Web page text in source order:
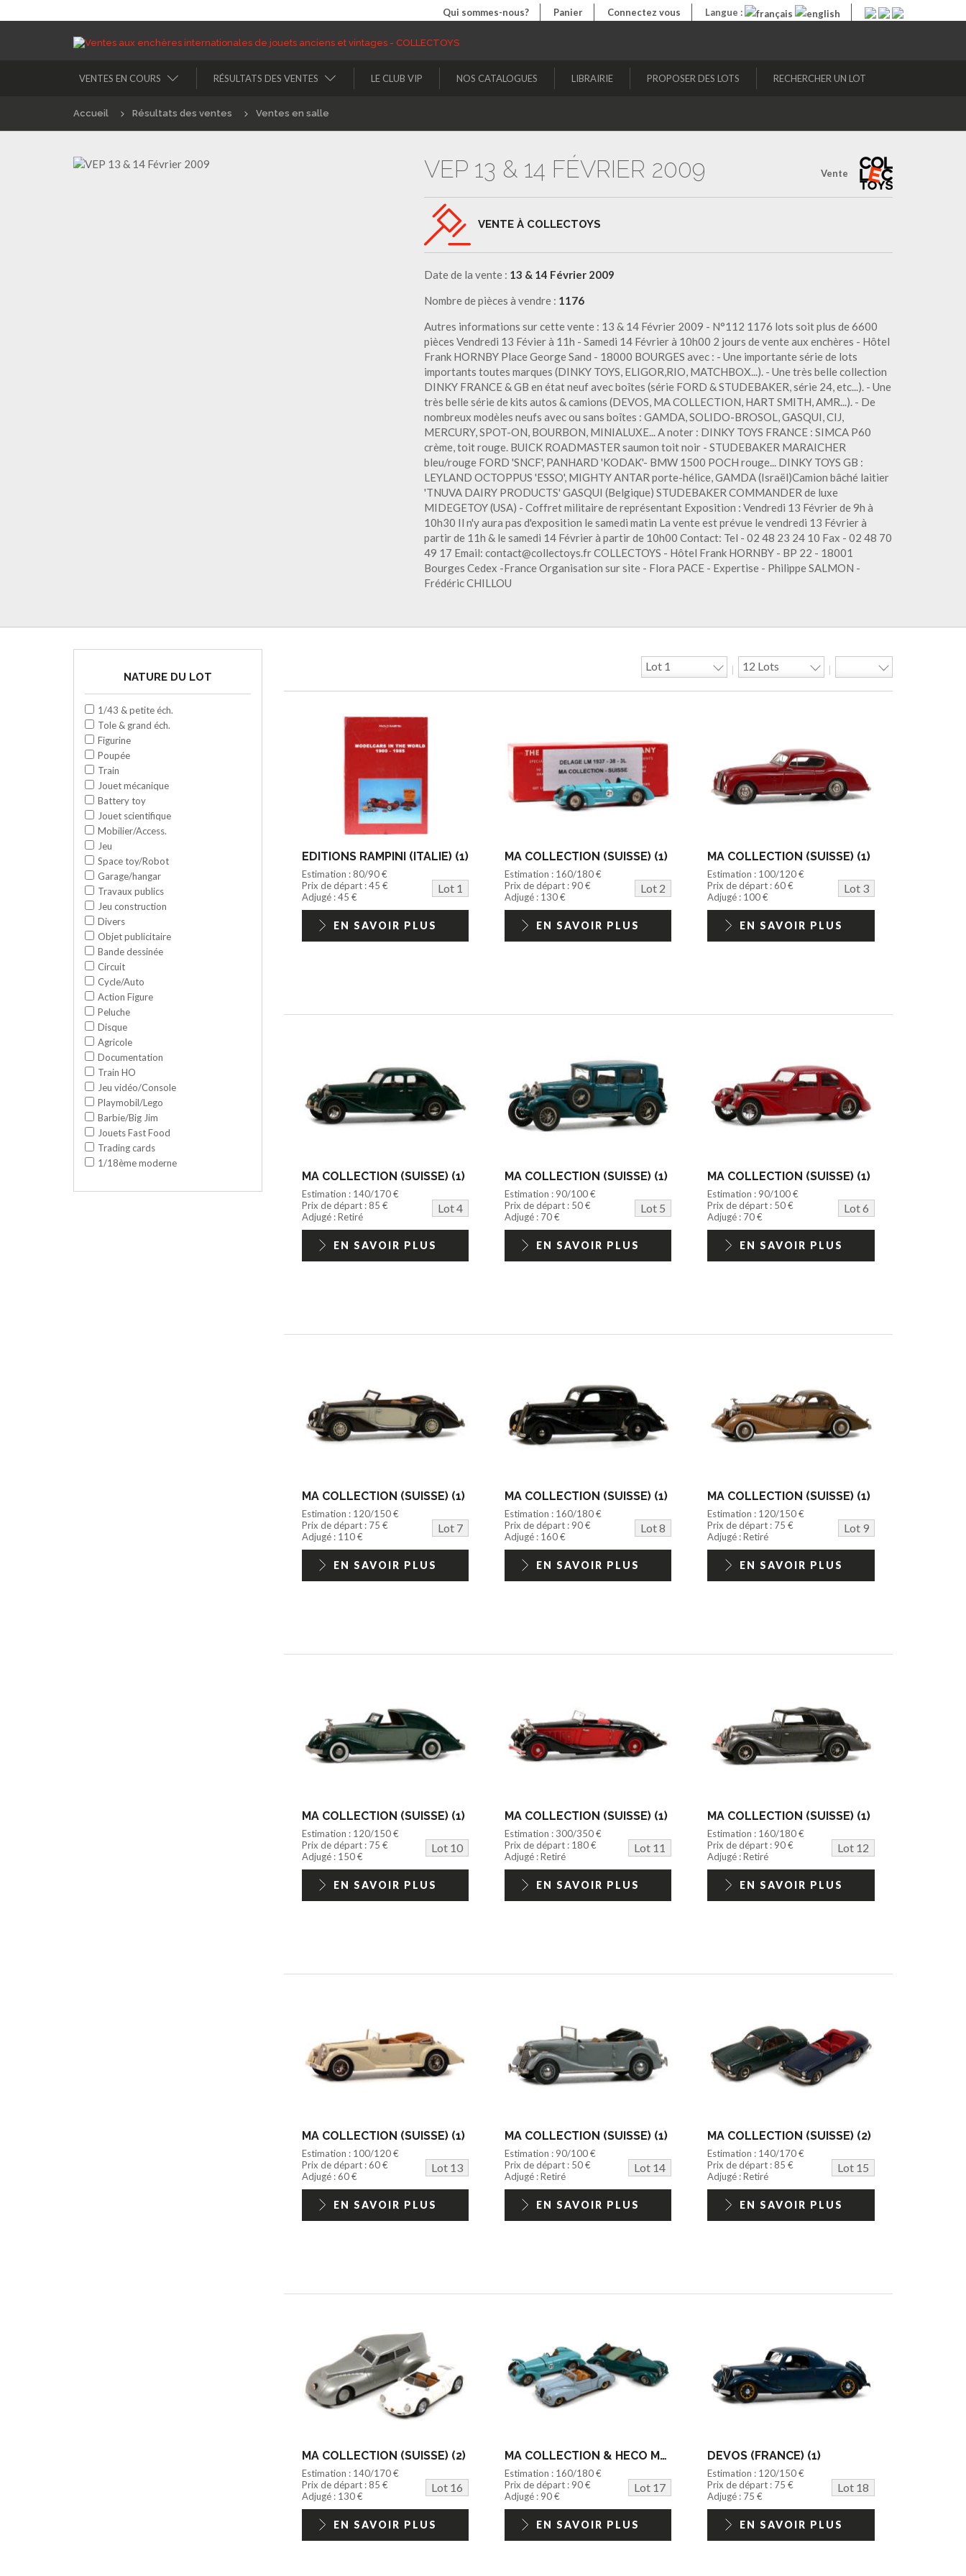
Qui sommes-nous? Panier Connectez vous Langue :
VENTES EN COURS RÉSULTATS DES VENTES LE CLUB VIP NOS CATALOGUES LIBRAIRIE PROPOSER DES LOTS RECHERCHER UN LOT
Accueil Résultats des ventes Ventes en salle
Vente
VEP 13 & 14 FÉVRIER 2009
VENTE À COLLECTOYS
Date de la vente : 13 & 14 Février 2009
Nombre de pièces à vendre : 1176
Autres informations sur cette vente : 13 & 14 Février 2009 - N°112 1176 lots soit plus de 6600
pièces Vendredi 13 Févier à 11h - Samedi 14 Février à 10h00 2 jours de vente aux enchères - Hôtel
Frank HORNBY Place George Sand - 18000 BOURGES avec : - Une importante série de lots
importants toutes marques (DINKY TOYS, ELIGOR,RIO, MATCHBOX...). - Une très belle collection
DINKY FRANCE & GB en état neuf avec boîtes (série FORD & STUDEBAKER, série 24, etc...). - Une
très belle série de kits autos & camions (DEVOS, MA COLLECTION, HART SMITH, AMR...). - De
nombreux modèles neufs avec ou sans boîtes : GAMDA, SOLIDO-BROSOL, GASQUI, CIJ,
MERCURY, SPOT-ON, BOURBON, MINIALUXE... A noter : DINKY TOYS FRANCE : SIMCA P60
crème, toit rouge. BUICK ROADMASTER saumon toit noir - STUDEBAKER MARAICHER
bleu/rouge FORD 'SNCF', PANHARD 'KODAK'- BMW 1500 POCH rouge... DINKY TOYS GB :
LEYLAND OCTOPPUS 'ESSO', MIGHTY ANTAR porte-hélice, GAMDA (Israël)Camion bâché laitier
'TNUVA DAIRY PRODUCTS' GASQUI (Belgique) STUDEBAKER COMMANDER de luxe
MIDEGETOY (USA) - Coffret militaire de représentant Exposition : Vendredi 13 Février de 9h à
10h30 Il n'y aura pas d'exposition le samedi matin La vente est prévue le vendredi 13 Février à
partir de 11h & le samedi 14 Février à partir de 10h00 Contact: Tel - 02 48 23 24 10 Fax - 02 48 70
49 17 Email: contact@collectoys.fr COLLECTOYS - Hôtel Frank HORNBY - BP 22 - 18001
Bourges Cedex -France Organisation sur site - Flora PACE - Expertise - Philippe SALMON -
Frédéric CHILLOU
NATURE DU LOT
1/43 & petite éch.
Tole & grand éch.
Figurine
Poupée
Train
Jouet mécanique
Battery toy
Jouet scientifique
Mobilier/Access.
Jeu
Space toy/Robot
Garage/hangar
Travaux publics
Jeu construction
Divers
Objet publicitaire
Bande dessinée
Circuit
Cycle/Auto
Action Figure
Peluche
Disque
Agricole
Documentation
Train HO
Jeu vidéo/Console
Playmobil/Lego
Barbie/Big Jim
Jouets Fast Food
Trading cards
1/18ème moderne
EDITIONS RAMPINI (ITALIE) (1)
Estimation : 80/90 €
Prix de départ : 45 €
Lot 1
Adjugé : 45 €
EN SAVOIR PLUS
MA COLLECTION (SUISSE) (1)
Estimation : 160/180 €
Prix de départ : 90 €
Lot 2
Adjugé : 130 €
EN SAVOIR PLUS
MA COLLECTION (SUISSE) (1)
Estimation : 100/120 €
Prix de départ : 60 €
Lot 3
Adjugé : 100 €
EN SAVOIR PLUS
MA COLLECTION (SUISSE) (1)
Estimation : 140/170 €
Prix de départ : 85 €
Lot 4
Adjugé : Retiré
EN SAVOIR PLUS
MA COLLECTION (SUISSE) (1)
Estimation : 90/100 €
Prix de départ : 50 €
Lot 5
Adjugé : 70 €
EN SAVOIR PLUS
MA COLLECTION (SUISSE) (1)
Estimation : 90/100 €
Prix de départ : 50 €
Lot 6
Adjugé : 70 €
EN SAVOIR PLUS
MA COLLECTION (SUISSE) (1)
Estimation : 120/150 €
Prix de départ : 75 €
Lot 7
Adjugé : 110 €
EN SAVOIR PLUS
MA COLLECTION (SUISSE) (1)
Estimation : 160/180 €
Prix de départ : 90 €
Lot 8
Adjugé : 160 €
EN SAVOIR PLUS
MA COLLECTION (SUISSE) (1)
Estimation : 120/150 €
Prix de départ : 75 €
Lot 9
Adjugé : Retiré
EN SAVOIR PLUS
MA COLLECTION (SUISSE) (1)
Estimation : 120/150 €
Prix de départ : 75 €
Lot 10
Adjugé : 150 €
EN SAVOIR PLUS
MA COLLECTION (SUISSE) (1)
Estimation : 300/350 €
Prix de départ : 180 €
Lot 11
Adjugé : Retiré
EN SAVOIR PLUS
MA COLLECTION (SUISSE) (1)
Estimation : 160/180 €
Prix de départ : 90 €
Lot 12
Adjugé : Retiré
EN SAVOIR PLUS
MA COLLECTION (SUISSE) (1)
Estimation : 100/120 €
Prix de départ : 60 €
Lot 13
Adjugé : 60 €
EN SAVOIR PLUS
MA COLLECTION (SUISSE) (1)
Estimation : 90/100 €
Prix de départ : 50 €
Lot 14
Adjugé : Retiré
EN SAVOIR PLUS
MA COLLECTION (SUISSE) (2)
Estimation : 140/170 €
Prix de départ : 85 €
Lot 15
Adjugé : Retiré
EN SAVOIR PLUS
MA COLLECTION (SUISSE) (2)
Estimation : 140/170 €
Prix de départ : 85 €
Lot 16
Adjugé : 130 €
EN SAVOIR PLUS
MA COLLECTION & HECO MODELES (3)
Estimation : 160/180 €
Prix de départ : 90 €
Lot 17
Adjugé : 90 €
EN SAVOIR PLUS
DEVOS (FRANCE) (1)
Estimation : 120/150 €
Prix de départ : 75 €
Lot 18
Adjugé : 75 €
EN SAVOIR PLUS